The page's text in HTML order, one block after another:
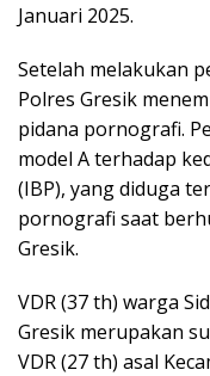
Januari 2025.
Setelah melakukan
Polres Gresik
pidana pornografi.
model A terhadap
(IBP), yang diduga
pornografi saat
Gresik.
VDR (37 th) warga
Gresik merupakan
VDR (27 th) asal